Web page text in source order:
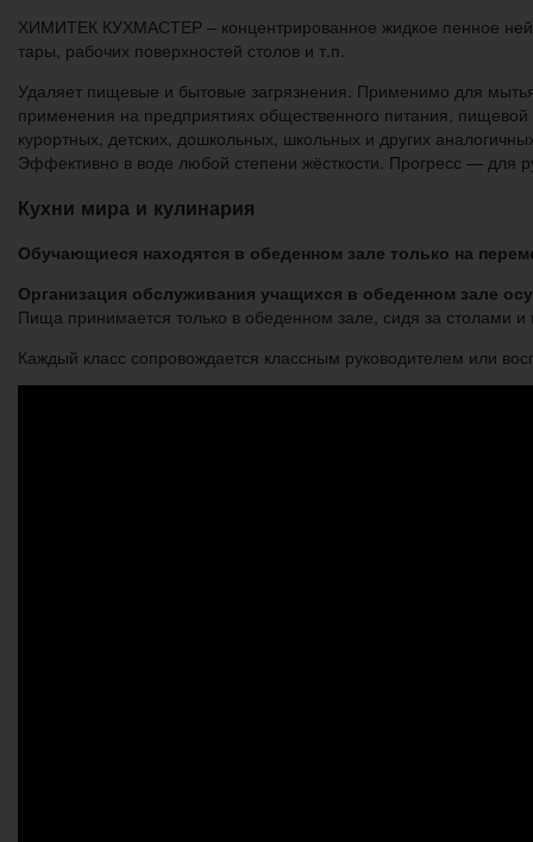
ХИМИТЕК КУХМАСТЕР – концентрированное жидкое пенное
тары, рабочих поверхностей столов и т.п.
Удаляет пищевые и бытовые загрязнения. Применимо для
применения на предприятиях общественного питания,
курортных, детских, дошкольных, школьных и других
Эффективно в воде любой степени жёсткости. Прогресс — для
Кухни мира и кулинария
Обучающиеся находятся в обеденном зале только на
Организация обслуживания учащихся в обеденном зале
Пища принимается только в обеденном зале, сидя за столами и
Каждый класс сопровождается классным руководителем или